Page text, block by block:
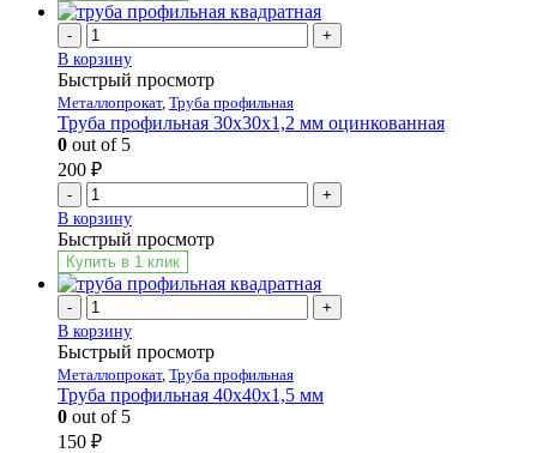
-
+
В корзину
Быстрый просмотр
Металлопрокат, Труба профильная
Труба профильная 30х30х1,2 мм оцинкованная
0 out of 5
200 ₽
-
+
В корзину
Быстрый просмотр
Купить в 1 клик
-
+
В корзину
Быстрый просмотр
Металлопрокат, Труба профильная
Труба профильная 40х40х1,5 мм
0 out of 5
150 ₽